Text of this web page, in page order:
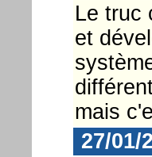
Le truc
et
mais
27/01/